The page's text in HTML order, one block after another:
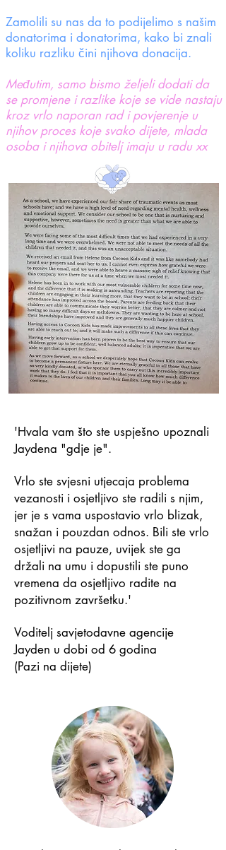
Zamolili su nas da to podijelimo s našim
donatorima i donatorima, kako bi znali
koliku razliku čini njihova donacija.
Međutim, samo bismo željeli dodati da
se promjene i razlike koje se vide nastaju
kroz vrlo naporan rad i povjerenje u
njihov proces koje svako dijete, mlada
osoba i njihova obitelj imaju u radu xx
'Hvala vam što ste uspješno upoznali
Jaydena "gdje je".
Vrlo ste svjesni utjecaja problema
vezanosti i osjetljivo ste radili s njim,
jer je s vama uspostavio vrlo blizak,
snažan i pouzdan odnos. Bili ste vrlo
osjetljivi na pauze, uvijek ste ga
držali na umu i dopustili ste puno
vremena da osjetljivo radite na
pozitivnom završetku.'
Voditelj savjetodavne agencije
Jayden u dobi od 6 godina
(Pazi na dijete)